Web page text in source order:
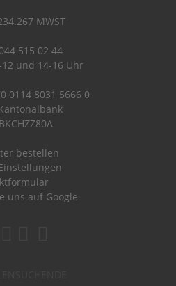
MWST
515 02 44
und 14-16 Uhr
0114 8031 5666 0
bestellen
uns auf Google